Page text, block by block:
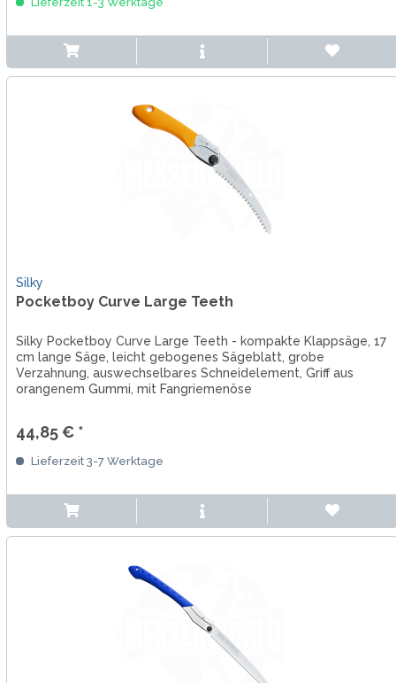
Silky
Pocketboy Curve Large Teeth
Silky Pocketboy Curve Large Teeth - kompakte Klappsäge, 17
cm lange Säge, leicht gebogenes Sägeblatt, grobe
Verzahnung, auswechselbares Schneidelement, Griff aus
orangenem Gummi, mit Fangriemenöse
44,85 € *
Lieferzeit 3-7 Werktage